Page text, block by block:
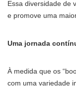
Essa diversidade de
e promove uma
Uma jornada
À medida que os
com uma variedade